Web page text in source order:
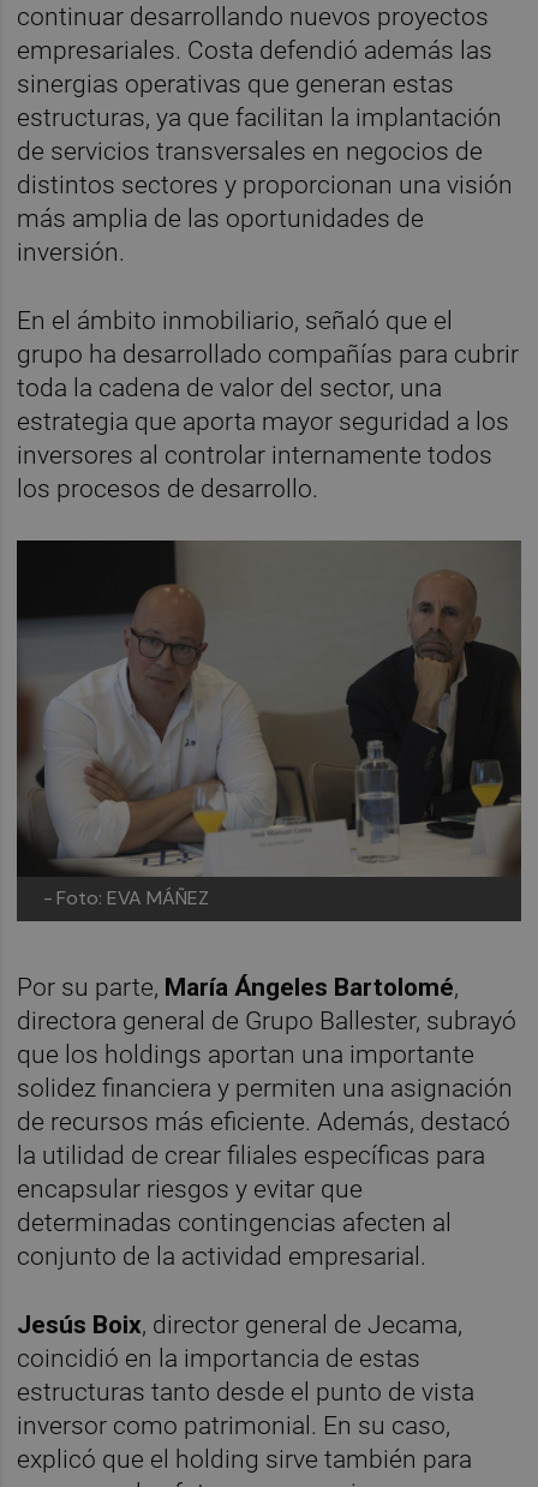
continuar desarrollando nuevos proyectos
empresariales. Costa defendió además las
sinergias operativas que generan estas
estructuras, ya que facilitan la implantación
de servicios transversales en negocios de
distintos sectores y proporcionan una visión
más amplia de las oportunidades de
inversión.
En el ámbito inmobiliario, señaló que el
grupo ha desarrollado compañías para cubrir
toda la cadena de valor del sector, una
estrategia que aporta mayor seguridad a los
inversores al controlar internamente todos
los procesos de desarrollo.
- Foto: EVA MÁÑEZ
Por su parte, María Ángeles Bartolomé,
directora general de Grupo Ballester, subrayó
que los holdings aportan una importante
solidez financiera y permiten una asignación
de recursos más eficiente. Además, destacó
la utilidad de crear filiales específicas para
encapsular riesgos y evitar que
determinadas contingencias afecten al
conjunto de la actividad empresarial.
Jesús Boix, director general de Jecama,
coincidió en la importancia de estas
estructuras tanto desde el punto de vista
inversor como patrimonial. En su caso,
explicó que el holding sirve también para